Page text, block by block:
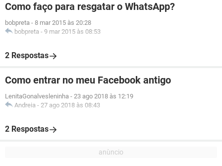
Como faço para resgatar o WhatsApp?
bobpreta - 8 mar 2015 às 20:28
bobpreta - 9 mar 2015 às 08:53
2 Respostas
Como entrar no meu Facebook antigo
LenitaGonalvesleninha - 23 ago 2018 às 12:19
Andreia - 27 ago 2018 às 08:43
2 Respostas